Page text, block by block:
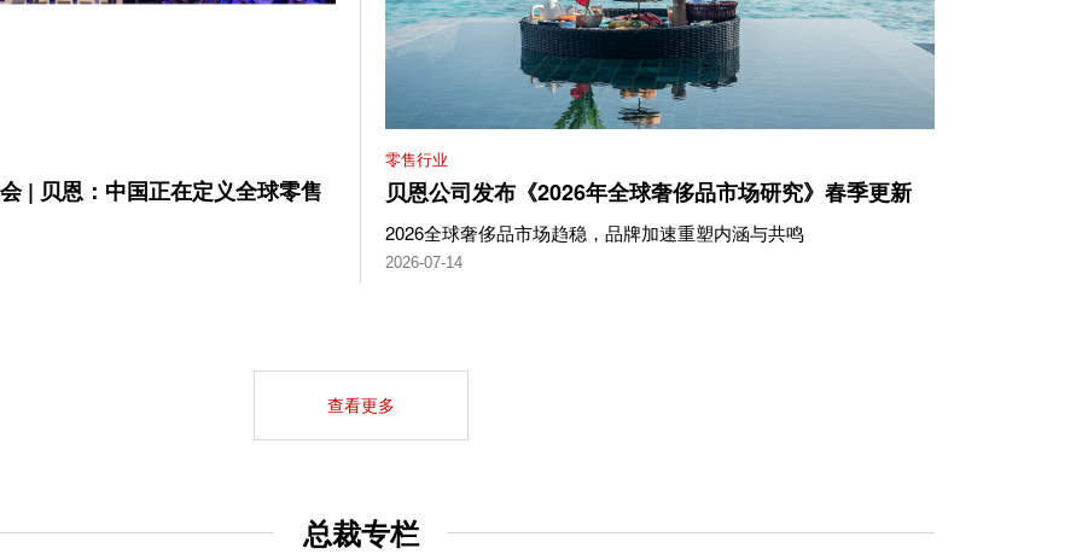
| 贝恩：中国正在定义全球零售
零售行业
贝恩公司发布《2026年全球奢侈品市场研究》春季更新
2026全球奢侈品市场趋稳，品牌加速重塑内涵与共鸣
2026-07-14
查看更多
总裁专栏